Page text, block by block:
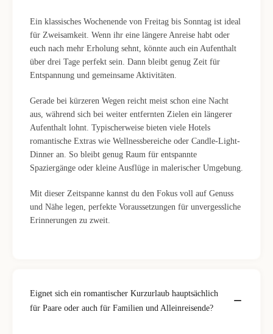
Ein klassisches Wochenende von Freitag bis Sonntag ist ideal
für Zweisamkeit. Wenn ihr eine längere Anreise habt oder
euch nach mehr Erholung sehnt, könnte auch ein Aufenthalt
über drei Tage perfekt sein. Dann bleibt genug Zeit für
Entspannung und gemeinsame Aktivitäten.
Gerade bei kürzeren Wegen reicht meist schon eine Nacht
aus, während sich bei weiter entfernten Zielen ein längerer
Aufenthalt lohnt. Typischerweise bieten viele Hotels
romantische Extras wie Wellnessbereiche oder Candle-Light-
Dinner an. So bleibt genug Raum für entspannte
Spaziergänge oder kleine Ausflüge in malerischer Umgebung.
Mit dieser Zeitspanne kannst du den Fokus voll auf Genuss
und Nähe legen, perfekte Voraussetzungen für unvergessliche
Erinnerungen zu zweit.
Eignet sich ein romantischer Kurzurlaub hauptsächlich
für Paare oder auch für Familien und Alleinreisende?